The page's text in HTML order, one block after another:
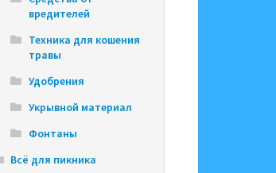
вредителей
Техника для кошения
травы
Удобрения
Укрывной материал
Фонтаны
Всё для пикника